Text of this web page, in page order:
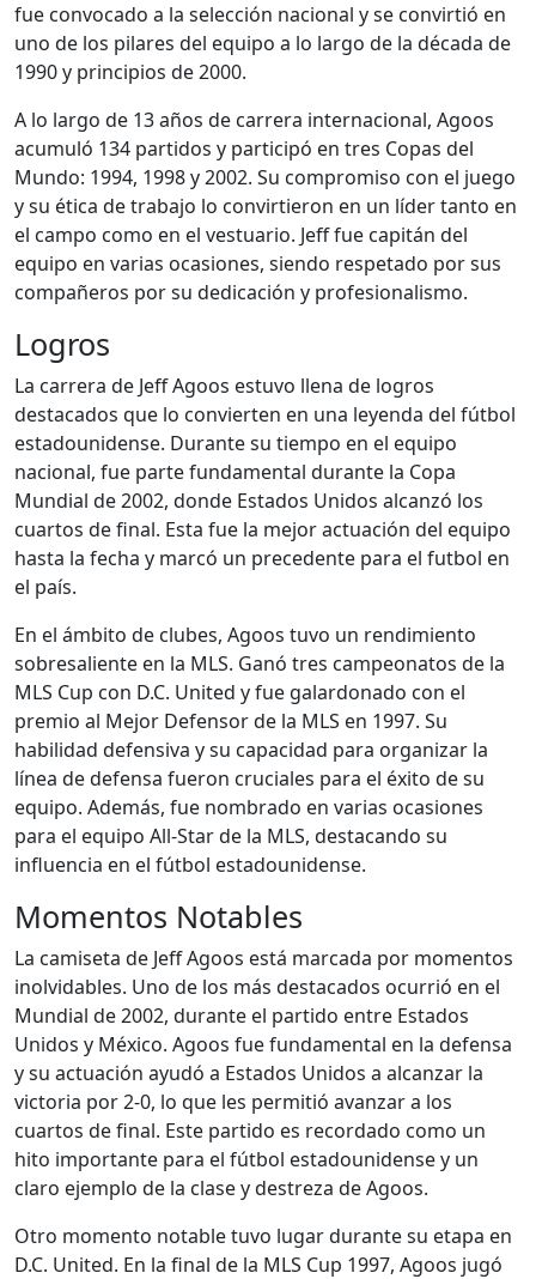
fue convocado a la selección nacional y se convirtió en
uno de los pilares del equipo a lo largo de la década de
1990 y principios de 2000.
A lo largo de 13 años de carrera internacional, Agoos
acumuló 134 partidos y participó en tres Copas del
Mundo: 1994, 1998 y 2002. Su compromiso con el juego
y su ética de trabajo lo convirtieron en un líder tanto en
el campo como en el vestuario. Jeff fue capitán del
equipo en varias ocasiones, siendo respetado por sus
compañeros por su dedicación y profesionalismo.
Logros
La carrera de Jeff Agoos estuvo llena de logros
destacados que lo convierten en una leyenda del fútbol
estadounidense. Durante su tiempo en el equipo
nacional, fue parte fundamental durante la Copa
Mundial de 2002, donde Estados Unidos alcanzó los
cuartos de final. Esta fue la mejor actuación del equipo
hasta la fecha y marcó un precedente para el futbol en
el país.
En el ámbito de clubes, Agoos tuvo un rendimiento
sobresaliente en la MLS. Ganó tres campeonatos de la
MLS Cup con D.C. United y fue galardonado con el
premio al Mejor Defensor de la MLS en 1997. Su
habilidad defensiva y su capacidad para organizar la
línea de defensa fueron cruciales para el éxito de su
equipo. Además, fue nombrado en varias ocasiones
para el equipo All-Star de la MLS, destacando su
influencia en el fútbol estadounidense.
Momentos Notables
La camiseta de Jeff Agoos está marcada por momentos
inolvidables. Uno de los más destacados ocurrió en el
Mundial de 2002, durante el partido entre Estados
Unidos y México. Agoos fue fundamental en la defensa
y su actuación ayudó a Estados Unidos a alcanzar la
victoria por 2-0, lo que les permitió avanzar a los
cuartos de final. Este partido es recordado como un
hito importante para el fútbol estadounidense y un
claro ejemplo de la clase y destreza de Agoos.
Otro momento notable tuvo lugar durante su etapa en
D.C. United. En la final de la MLS Cup 1997, Agoos jugó